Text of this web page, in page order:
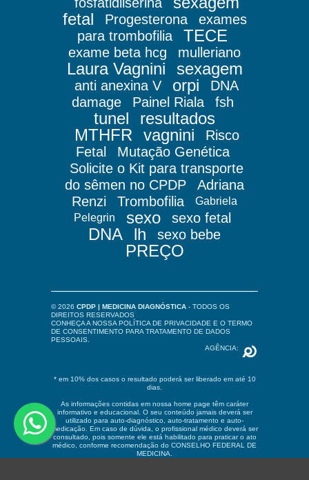
fetal
Progesterona
exames
para trombofilia
TECE
exame beta hcg mulleriano
Laura Vagnini sexagem
anti anexina V orpi
DNA
damage
Painel Riala fsh
tunel
resultados
MTHFR
vagnini
Risco
Fetal
Mutação Genética
Solicite o Kit para transporte
do sêmen no CPDP
Adriana
Renzi
Trombofilia
Gabriela
Pelegrin
sexo sexo fetal
DNA lh sexo bebe
PREÇO
© 2026 CPDP | MEDICINA DIAGNÓSTICA - TODOS OS
DIREITOS RESERVADOS
CONHEÇA A NOSSA POLÍTICA DE PRIVACIDADE E O TERMO
DE CONSENTIMENTO PARA TRATAMENTO DE DADOS
PESSOAIS
AGÊNCIA:
* em 10% dos casos o resultado poderá ser liberado em até 10
dias.
As informações contidas em nossa home page têm caráter
informativo e educacional. O seu conteúdo jamais deverá ser
utilizado para auto-diagnóstico, auto-tratamento e auto-
medicação. Em caso de dúvida, o profissional médico deverá ser
consultado, pois somente ele está habilitado para praticar o ato
médico, conforme recomendação do CONSELHO FEDERAL DE
MEDICINA.